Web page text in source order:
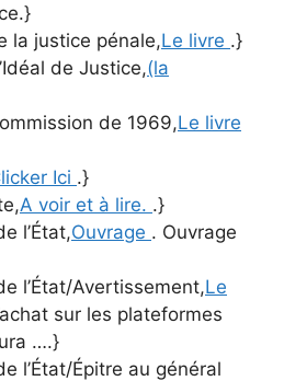
la justice pénale,Le livre .}
de Justice,(la
de 1969,Le livre
Ici .}
A voir et à lire. .}
l’État,Ouvrage . Ouvrage
l’État/Avertissement,Le
sur les plateformes
….}
l’État/Épitre au général